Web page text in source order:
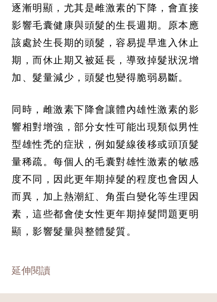
逐漸明顯，尤其是雌激素的下降，會直接
影響毛囊健康與頭髮的生長週期。原本應
該處於生長期的頭髮，容易提早進入休止
期，而休止期又被延長，導致掉髮狀況增
加、髮量減少，頭髮也變得脆弱易斷。
同時，雌激素下降會讓體內雄性激素的影
響相對增強，部分女性可能出現類似男性
型雄性禿的症狀，例如髮線後移或頭頂髮
量稀疏。每個人的毛囊對雄性激素的敏感
度不同，因此更年期掉髮的程度也會因人
而異，加上熱潮紅、角蛋白變化等生理因
素，這些都會使女性更年期掉髮問題更明
顯，影響髮量與整體髮質。
延伸閱讀